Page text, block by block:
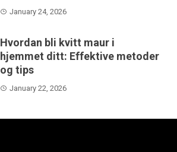
January 24, 2026
Hvordan bli kvitt maur i
hjemmet ditt: Effektive metoder
og tips
January 22, 2026